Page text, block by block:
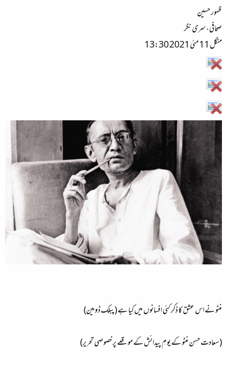
ظہور حسین
صحافی، سری نگر
منگل 11 مئی 2021 13:30
منٹو نے اس عشق کا ذکر کئی افسانوں میں کیا ہے (پبلک ڈومین)
(سعادت حسن منٹو کے یومِ پیدائش کے موقعے پر خصوصی تحریر)